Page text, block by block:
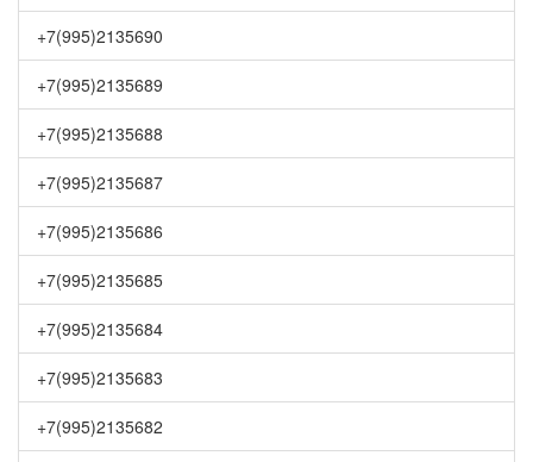
+7(995)2135690
+7(995)2135689
+7(995)2135688
+7(995)2135687
+7(995)2135686
+7(995)2135685
+7(995)2135684
+7(995)2135683
+7(995)2135682